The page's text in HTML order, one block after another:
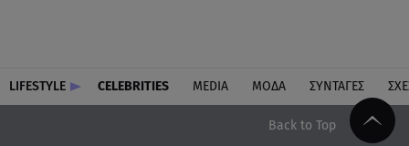
LIFESTYLE CELEBRITIES MEDIA ΜΟΔΑ ΣΥΝΤΑΓΕΣ
Back to Top